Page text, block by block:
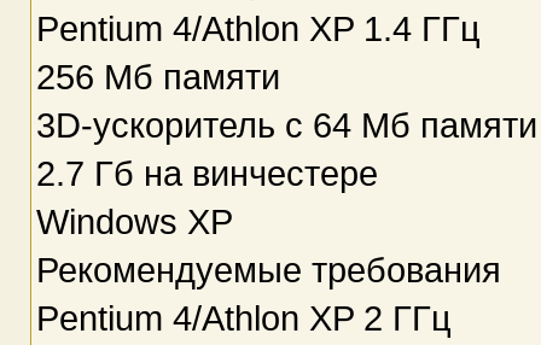
Pentium 4/Athlon XP 1.4 ГГц
256 Мб памяти
3D-ускоритель с 64 Мб памяти
2.7 Гб на винчестере
Windows XP
Рекомендуемые требования
Pentium 4/Athlon XP 2 ГГц